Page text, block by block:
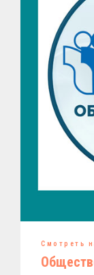
Смотреть